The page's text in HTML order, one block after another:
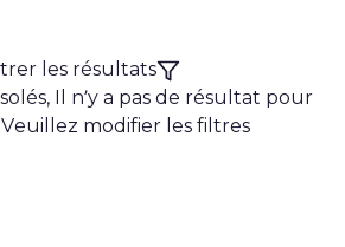
les résultats
Il n’y a pas de résultat pour
modifier les filtres